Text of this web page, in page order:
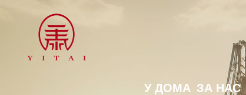
У ДОМА ЗА НАС